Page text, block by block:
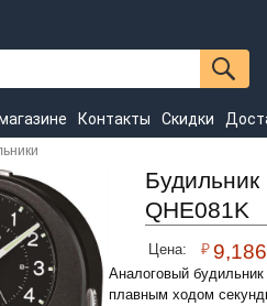
Контакты Скидки
НастенныеБудильник
QHE081K
Цена: ₽ 9,186
Аналоговый
плавным ходом